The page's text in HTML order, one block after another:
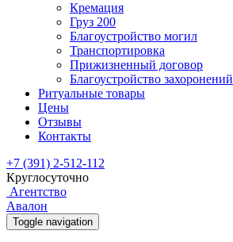
Кремация
Груз 200
Благоустройство могил
Транспортировка
Прижизненный договор
Благоустройство захоронений
Ритуальные товары
Цены
Отзывы
Контакты
+7 (391) 2-512-112
Круглосуточно
Агентство
Авалон
Toggle navigation